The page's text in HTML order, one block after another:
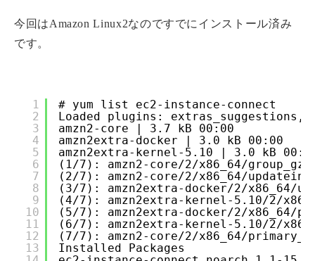
今回はAmazon Linux2なのですでにインストール済み
です。
1
2
3
4
5
6
7
8
9
10
11
12
13
# yum list ec2-instance-connect
Loaded plugins:
amzn2-core | 3.7 kB 00:00
amzn2extra-docker | 3.0 kB 00:00
amzn2extra-kernel-5.10 | 3.0 kB
(1/7): amzn2-core/2/x86_64/
(2/7): amzn2-core/2/x86_64/
(3/7): amzn2extra-docker/2/x86_64/
(4/7): amzn2extra-kernel-5.10/2/
(5/7): amzn2extra-docker/2/x86_64/
(6/7): amzn2extra-kernel-5.10/2/
(7/7): amzn2-core/2/x86_64/
Installed Packages